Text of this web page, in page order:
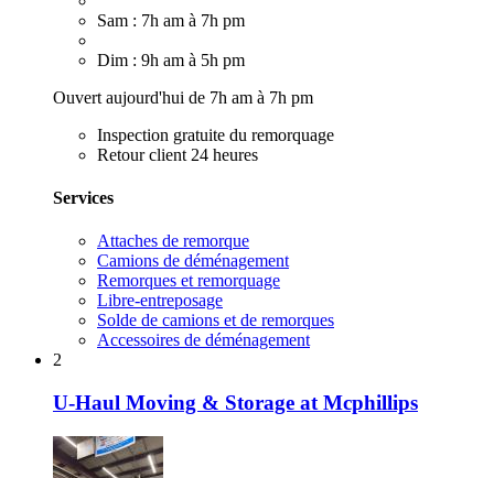
Sam : 7h am à 7h pm
Dim : 9h am à 5h pm
Ouvert aujourd'hui de 7h am à 7h pm
Inspection gratuite du remorquage
Retour client 24 heures
Services
Attaches de remorque
Camions de déménagement
Remorques et remorquage
Libre-entreposage
Solde de camions et de remorques
Accessoires de déménagement
2
U-Haul Moving & Storage at Mcphillips